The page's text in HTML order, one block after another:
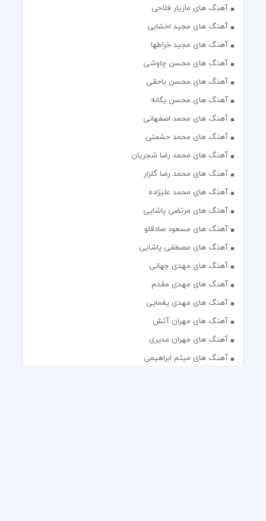
آهنگ های مازیار فلاحی
آهنگ های مجید اخشابی
آهنگ های مجید خراطها
آهنگ های محسن چاوشی
آهنگ های محسن یاحقی
آهنگ های محسن یگانه
آهنگ های محمد اصفهانی
آهنگ های محمد حشمتی
آهنگ های محمد رضا شجریان
آهنگ های محمد رضا گلزار
آهنگ های محمد علیزاده
آهنگ های مرتضی پاشایی
آهنگ های مسعود صادقلو
آهنگ های مصطفی پاشایی
آهنگ های مهدی جهانی
آهنگ های مهدی مقدم
آهنگ های مهدی یغمایی
آهنگ های مهران آتش
آهنگ های مهران مدیری
آهنگ های میثم ابراهیمی